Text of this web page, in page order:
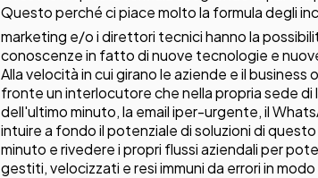
Questo perché ci piace molto la formula degli
marketing e/o i direttori tecnici hanno la
conoscenze in fatto di nuove tecnologie e
Alla velocità in cui girano le aziende e il
fronte un interlocutore che nella propria sede di
dell'ultimo minuto, la email iper-urgente, il
intuire a fondo il potenziale di soluzioni di
minuto e rivedere i propri flussi aziendali per
gestiti, velocizzati e resi immuni da errori in